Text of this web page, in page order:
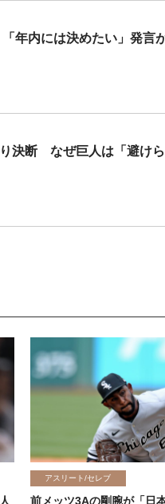
年内には決めたい」発言
決断 なぜ巨人は「避け
アスリート/セレブ
前メッツ3Aの剛腕が「日